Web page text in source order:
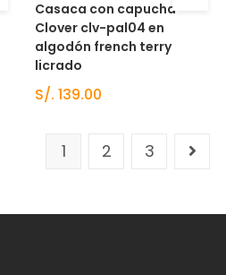
Casaca con capucha
Clover clv-pal04 en
algodón french terry
licrado
S/. 139.00
1 2 3